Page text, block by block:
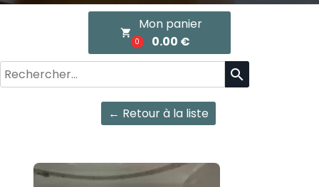
local_grocery_store
0
Mon panier
0.00 €
search
← Retour à la liste